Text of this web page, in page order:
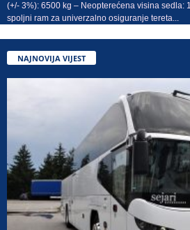
(+/- 3%): 6500 kg – Neopterećena visina sedla:
spoljni ram za univerzalno osiguranje tereta...
NAJNOVIJA VIJEST